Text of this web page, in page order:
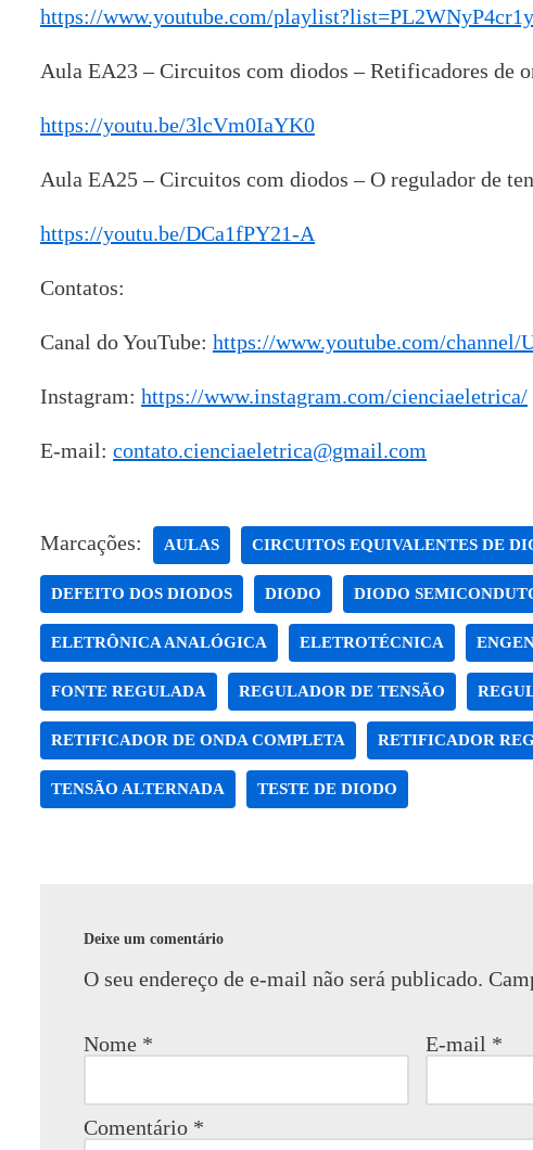
https://www.youtube.com/
Aula EA23 – Circuitos com diodos – Retificadores de
https://youtu.be/3lcVm0IaYK0
Aula EA25 – Circuitos com diodos – O regulador de
https://youtu.be/DCa1fPY21-A
Contatos:
Canal do YouTube: https://www.youtube.com/
Instagram: https://www.instagram.com/cienciaeletrica/
E-mail: contato.cienciaeletrica@gmail.com
Marcações: AULAS CIRCUITOS EQUIVALENTES DE
DEFEITO DOS DIODOS DIODO DIODO
ELETRÔNICA ANALÓGICA ELETROTÉCNICA
FONTE REGULADA REGULADOR DE TENSÃO
RETIFICADOR DE ONDA COMPLETA RETIFICADOR
TENSÃO ALTERNADA TESTE DE DIODO
Deixe um comentário
O seu endereço de e-mail não será publicado.
Nome * E-mail *
Comentário *